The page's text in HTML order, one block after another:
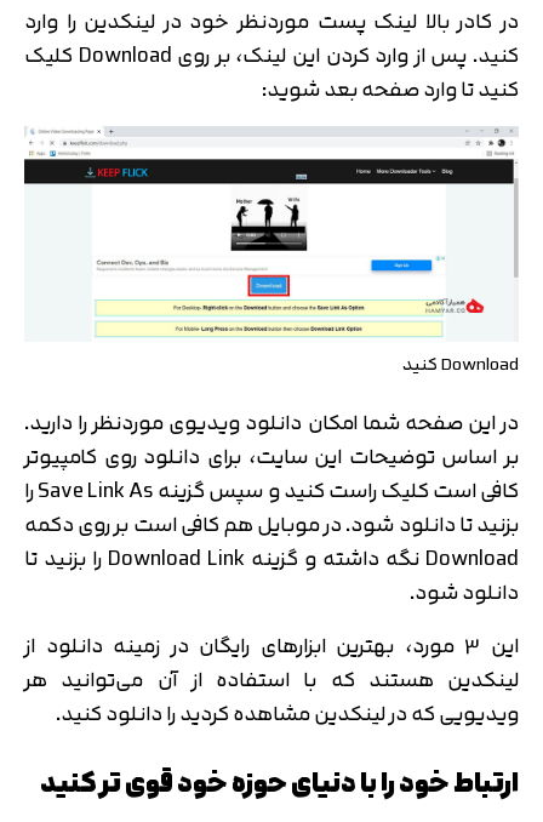
در کادر بالا لینک پست موردنظر خود در لینکدین را وارد
کنید. پس از وارد کردن این لینک، بر روی Download کلیک
کنید تا وارد صفحه بعد شوید:
Download کنید
در این صفحه شما امکان دانلود ویدیوی موردنظر را دارید.
بر اساس توضیحات این سایت، برای دانلود روی کامپیوتر
کافی است کلیک راست کنید و سپس گزینه Save Link As را
بزنید تا دانلود شود. در موبایل هم کافی است بر روی دکمه
Download نگه داشته و گزینه Download Link را بزنید تا
دانلود شود.
این 3 مورد، بهترین ابزارهای رایگان در زمینه دانلود از
لینکدین هستند که با استفاده از آن می‌توانید هر
ویدیویی که در لینکدین مشاهده کردید را دانلود کنید.
ارتباط خود را با دنیای حوزه خود قوی تر کنید